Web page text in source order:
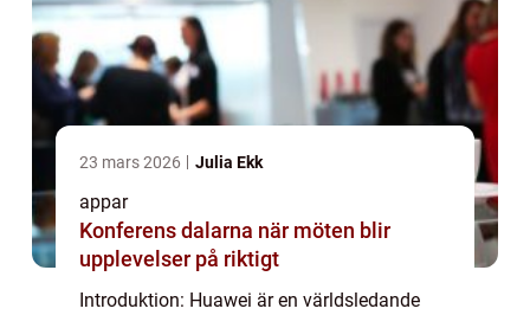
23 mars 2026 Julia Ekk
appar
Konferens dalarna när möten blir
upplevelser på riktigt
Introduktion: Huawei är en världsledande